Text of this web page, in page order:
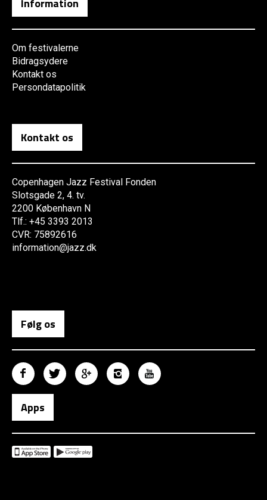
Information
Om festivalerne
Bidragsydere
Kontakt os
Persondatapolitik
Kontakt os
Copenhagen Jazz Festival Fonden
Slotsgade 2, 4. tv.
2200 København N
Tlf.: +45 3393 2013
CVR: 75892616
information@jazz.dk
Følg os
Apps